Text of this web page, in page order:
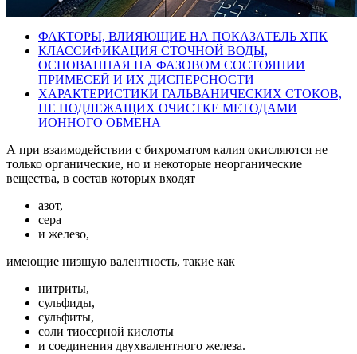
ФАКТОРЫ, ВЛИЯЮЩИЕ НА ПОКАЗАТЕЛЬ ХПК
КЛАССИФИКАЦИЯ СТОЧНОЙ ВОДЫ,
ОСНОВАННАЯ НА ФАЗОВОМ СОСТОЯНИИ
ПРИМЕСЕЙ И ИХ ДИСПЕРСНОСТИ
ХАРАКТЕРИСТИКИ ГАЛЬВАНИЧЕСКИХ СТОКОВ,
НЕ ПОДЛЕЖАЩИХ ОЧИСТКЕ МЕТОДАМИ
ИОННОГО ОБМЕНА
А при взаимодействии с бихроматом калия окисляются не
только органические, но и некоторые неорганические
вещества, в состав которых входят
азот,
сера
и железо,
имеющие низшую валентность, такие как
нитриты,
сульфиды,
сульфиты,
соли тиосерной кислоты
и соединения двухвалентного железа.